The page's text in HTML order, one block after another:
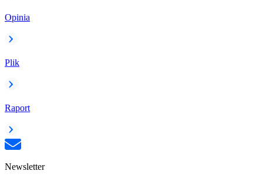
Opinia
Plik
Raport
Newsletter